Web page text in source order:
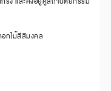
อกไม้สี่สีมงคล